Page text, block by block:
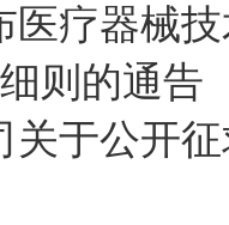
医疗器械
则的通告
关于公开